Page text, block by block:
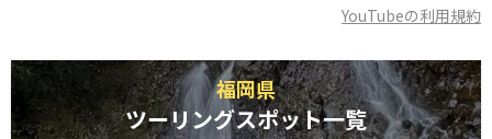
YouTubeの利用規約
福岡県
ツーリングスポット一覧